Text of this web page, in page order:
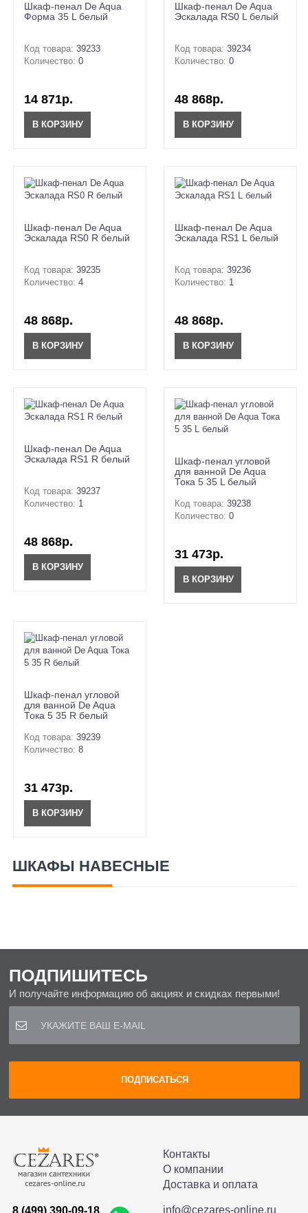
Шкаф-пенал De Aqua
Форма 35 L белый
Код товара: 39233
Количество: 0
14 871р.
В КОРЗИНУ
Шкаф-пенал De Aqua
Эскалада RS0 L белый
Код товара: 39234
Количество: 0
48 868р.
В КОРЗИНУ
Шкаф-пенал De Aqua
Эскалада RS0 R белый
Код товара: 39235
Количество: 4
48 868р.
В КОРЗИНУ
Шкаф-пенал De Aqua
Эскалада RS1 L белый
Код товара: 39236
Количество: 1
48 868р.
В КОРЗИНУ
Шкаф-пенал De Aqua
Эскалада RS1 R белый
Код товара: 39237
Количество: 1
48 868р.
В КОРЗИНУ
Шкаф-пенал угловой
для ванной De Aqua
Тока 5 35 L белый
Код товара: 39238
Количество: 0
31 473р.
В КОРЗИНУ
Шкаф-пенал угловой
для ванной De Aqua
Тока 5 35 R белый
Код товара: 39239
Количество: 8
31 473р.
В КОРЗИНУ
ШКАФЫ НАВЕСНЫЕ
ПОДПИШИТЕСЬ
И получайте информацию об акциях и скидках первыми!
Контакты
О компании
Доставка и оплата
info@cezares-online.ru